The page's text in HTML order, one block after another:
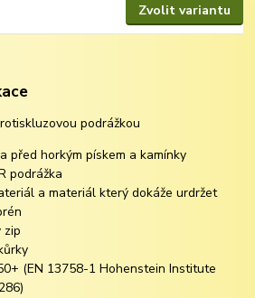
Zvolit variantu
podrážkou
před horkým pískem a kamínky
podrážka
a materiál který dokáže urdržet
zip
(EN 13758-1 Hohenstein Institute